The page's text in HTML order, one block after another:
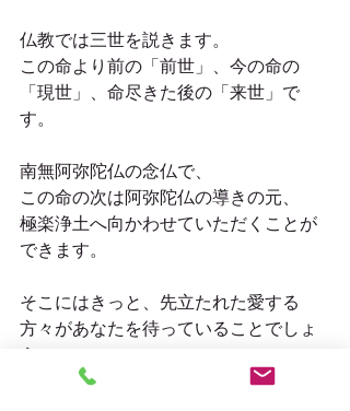
仏教では三世を説きます。
この命より前の「前世」、今の命の
「現世」、命尽きた後の「来世」で
す。
南無阿弥陀仏の念仏で、
この命の次は阿弥陀仏の導きの元、
極楽浄土へ向かわせていただくことが
できます。
そこにはきっと、先立たれた愛する
方々があなたを待っていることでしょ
う。